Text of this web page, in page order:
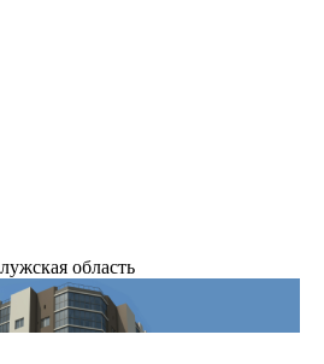
область